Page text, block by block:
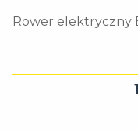
Rower elektryczny